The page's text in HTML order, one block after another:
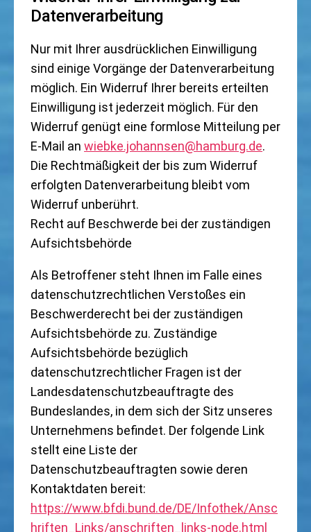
Datenverarbeitung
Nur mit Ihrer ausdrücklichen Einwilligung
sind einige Vorgänge der Datenverarbeitung
möglich. Ein Widerruf Ihrer bereits erteilten
Einwilligung ist jederzeit möglich. Für den
Widerruf genügt eine formlose Mitteilung per
E-Mail an wiebke.johannsen@hamburg.de.
Die Rechtmäßigkeit der bis zum Widerruf
erfolgten Datenverarbeitung bleibt vom
Widerruf unberührt.
Recht auf Beschwerde bei der zuständigen
Aufsichtsbehörde
Als Betroffener steht Ihnen im Falle eines
datenschutzrechtlichen Verstoßes ein
Beschwerderecht bei der zuständigen
Aufsichtsbehörde zu. Zuständige
Aufsichtsbehörde bezüglich
datenschutzrechtlicher Fragen ist der
Landesdatenschutzbeauftragte des
Bundeslandes, in dem sich der Sitz unseres
Unternehmens befindet. Der folgende Link
stellt eine Liste der
Datenschutzbeauftragten sowie deren
Kontaktdaten bereit:
https://www.bfdi.bund.de/DE/Infothek/Ansc
hriften_Links/anschriften_links-node.html